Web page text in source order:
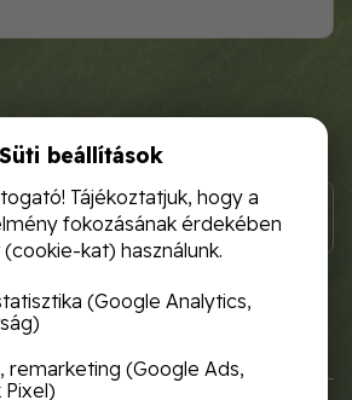
KOSÁRBA
Süti beállítások
Tájékoztatjuk, hogy a
fokozásának érdekében
kat) használunk.
(Google Analytics,
remarketing (Google Ads,